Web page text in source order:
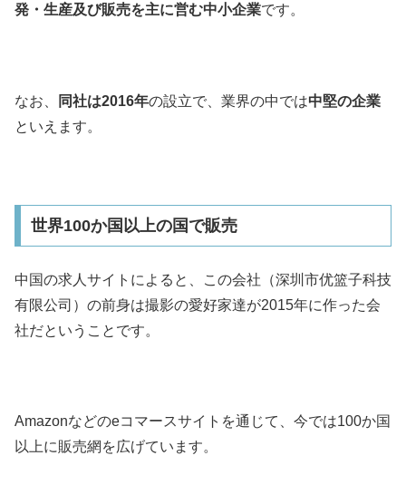
発・生産及び販売を主に営む中小企業です。
なお、 同社は2016年の設立で、業界の中では中堅の企業
といえます。
世界100か国以上の国で販売
中国の求人サイトによると、この会社（深圳市优篮子科技
有限公司）の前身は撮影の愛好家達が2015年に作った会
社だということです。
Amazonなどのeコマースサイトを通じて、今では100か国
以上に販売網を広げています。